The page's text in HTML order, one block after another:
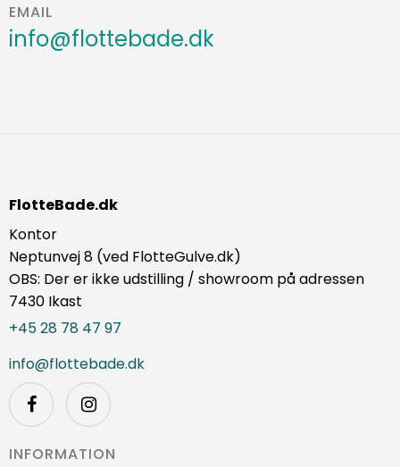
EMAIL
info@flottebade.dk
FlotteBade.dk
Kontor
Neptunvej 8 (ved FlotteGulve.dk)
OBS: Der er ikke udstilling / showroom på adressen
7430 Ikast
+45 28 78 47 97
info@flottebade.dk
INFORMATION